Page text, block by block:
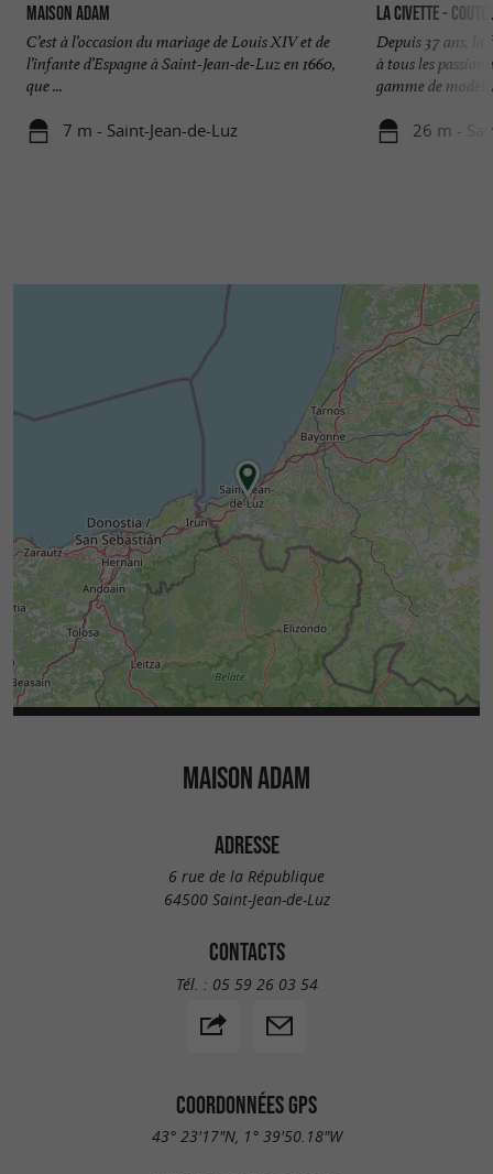
Maison Adam
C’est à l’occasion du mariage de Louis XIV et de
l’infante d’Espagne à Saint-Jean-de-Luz en 1660,
que ...
7 m - Saint-Jean-de-Luz
LA CIVETTE -
Depuis 37 ans,
à tous les
gamme de
26 m -
MAISON ADAM
ADRESSE
6 rue de la République
64500 Saint-Jean-de-Luz
CONTACTS
Tél. : 05 59 26 03 54
COORDONNÉES GPS
43° 23'17"N, 1° 39'50.18"W